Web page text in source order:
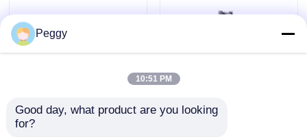
Düz Yönlendirici Bit
Profil Yönlendirici Bit
Ortak Yönlendirici Bit
Emperyal Boyutlu
Peggy
10:51 PM
Good day, what product are you looking
for?